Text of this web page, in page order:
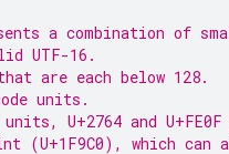
a combination of
UTF-16.
are each below 128.
units.
U+2764 and
which can